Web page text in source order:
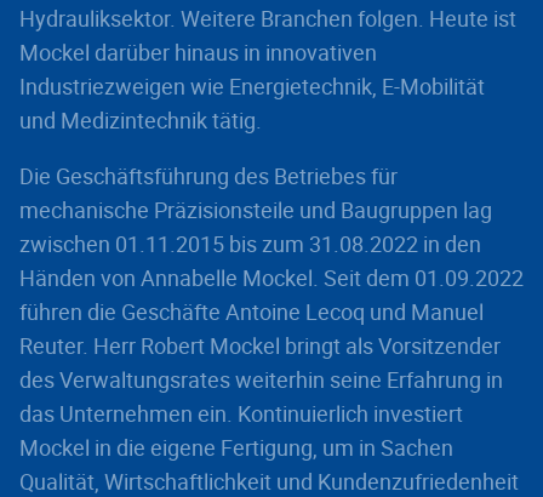
Hydrauliksektor. Weitere Branchen folgen. Heute ist
Mockel darüber hinaus in innovativen
Industriezweigen wie Energietechnik, E-Mobilität
und Medizintechnik tätig.
Die Geschäftsführung des Betriebes für
mechanische Präzisionsteile und Baugruppen lag
zwischen 01.11.2015 bis zum 31.08.2022 in den
Händen von Annabelle Mockel. Seit dem 01.09.2022
führen die Geschäfte Antoine Lecoq und Manuel
Reuter. Herr Robert Mockel bringt als Vorsitzender
des Verwaltungsrates weiterhin seine Erfahrung in
das Unternehmen ein. Kontinuierlich investiert
Mockel in die eigene Fertigung, um in Sachen
Qualität, Wirtschaftlichkeit und Kundenzufriedenheit